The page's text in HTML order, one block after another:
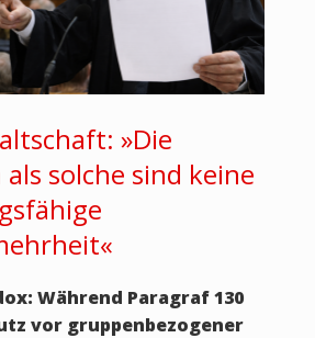
»Die
solche sind keine
Während Paragraf 130
vor gruppenbezogener